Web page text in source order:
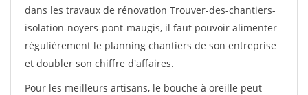
dans les travaux de rénovation Trouver-des-chantiers-
isolation-noyers-pont-maugis, il faut pouvoir alimenter
régulièrement le planning chantiers de son entreprise
et doubler son chiffre d'affaires.
Pour les meilleurs artisans, le bouche à oreille peut